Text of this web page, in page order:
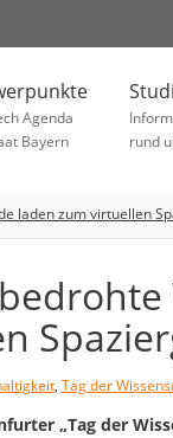
Agenda
Bayern
rund
laden zum virtuellen
, Tag der
„Tag der